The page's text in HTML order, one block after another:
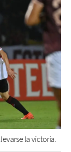
la victoria.